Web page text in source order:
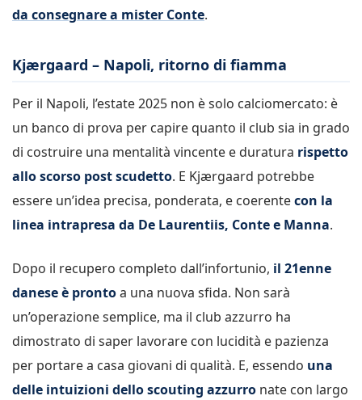
da consegnare a mister Conte.
Kjærgaard – Napoli, ritorno di fiamma
Per il Napoli, l’estate 2025 non è solo calciomercato: è
un banco di prova per capire quanto il club sia in grado
di costruire una mentalità vincente e duratura rispetto
allo scorso post scudetto. E Kjærgaard potrebbe
essere un’idea precisa, ponderata, e coerentecon la
linea intrapresa da De Laurentiis, Conte e Manna.
Dopo il recupero completo dall’infortunio, il 21enne
danese è prontoa una nuova sfida. Non sarà
un’operazione semplice, ma il club azzurro ha
dimostrato di saper lavorare con lucidità e pazienza
per portare a casa giovani di qualità. E, essendo una
delle intuizioni dello scouting azzurro nate con largo